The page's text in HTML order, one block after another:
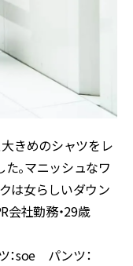
大きめのシャツをレ
。マニッシュなワ
は女らしいダウン
会社勤務・29歳
：soe パンツ：